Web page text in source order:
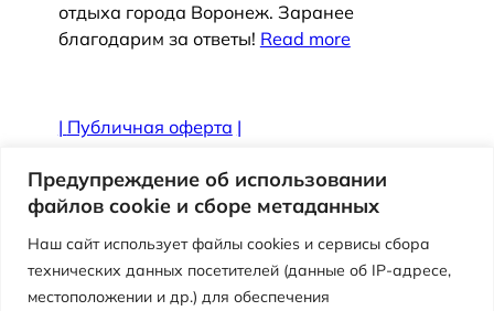
Предупреждение об использовании
файлов cookie и сборе метаданных
Наш сайт использует файлы cookies и сервисы сбора
технических данных посетителей (данные об IP-адресе,
местоположении и др.) для обеспечения
отдыха города Воронеж. Заранее
благодарим за ответы! Read more
| Публичная оферта |
Противодействие коррупции